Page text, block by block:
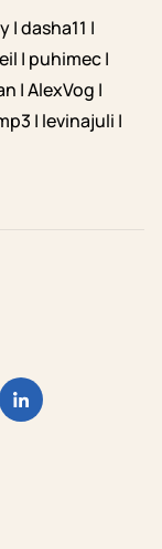
dasha11 |
| puhimec |
| AlexVog |
| levinajuli |